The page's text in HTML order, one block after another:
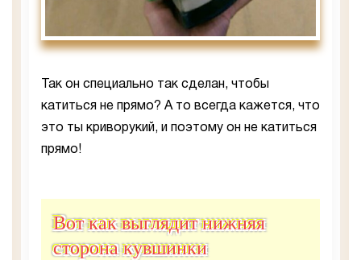
Так он специально так сделан, чтобы
катиться не прямо? А то всегда кажется, что
это ты криворукий, и поэтому он не катиться
прямо!
Вот как выглядит нижняя
сторона кувшинки